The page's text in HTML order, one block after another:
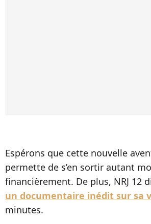
Espérons que cette nouvelle
permette de s’en sortir autant
financièrement. De plus, NRJ 12
un documentaire inédit sur sa
minutes.